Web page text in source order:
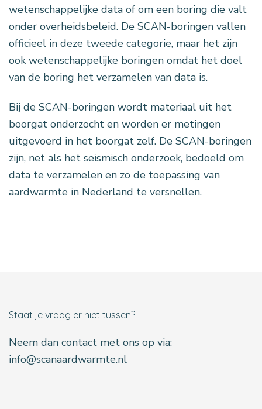
wetenschappelijke data of om een boring die valt
onder overheidsbeleid. De SCAN-boringen vallen
officieel in deze tweede categorie, maar het zijn
ook wetenschappelijke boringen omdat het doel
van de boring het verzamelen van data is.
Bij de SCAN-boringen wordt materiaal uit het
boorgat onderzocht en worden er metingen
uitgevoerd in het boorgat zelf. De SCAN-boringen
zijn, net als het seismisch onderzoek, bedoeld om
data te verzamelen en zo de toepassing van
aardwarmte in Nederland te versnellen.
Staat je vraag er niet tussen?
Neem dan contact met ons op via:
info@scanaardwarmte.nl